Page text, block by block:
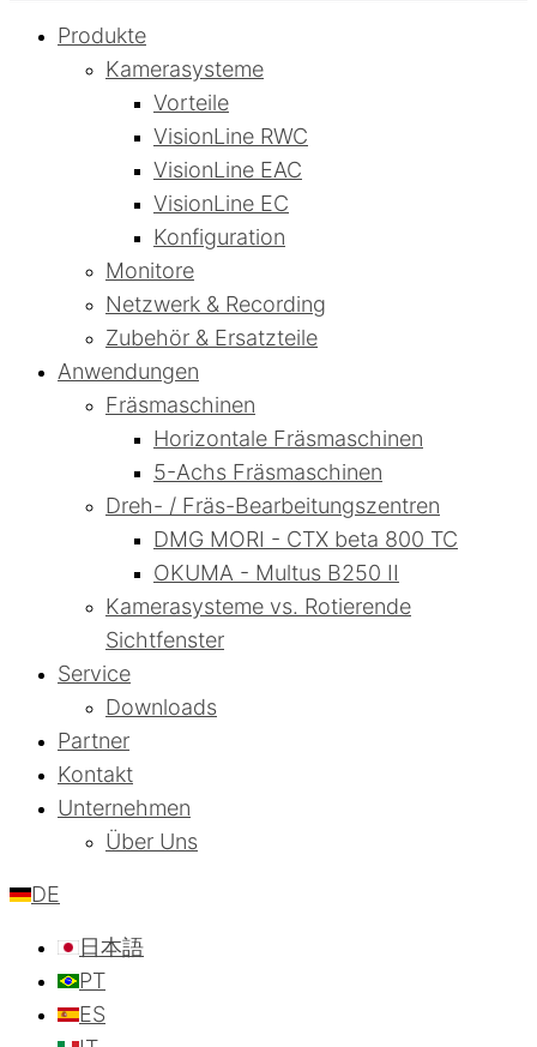
Produkte
Kamerasysteme
Vorteile
VisionLine RWC
VisionLine EAC
VisionLine EC
Konfiguration
Monitore
Netzwerk & Recording
Zubehör & Ersatzteile
Anwendungen
Fräsmaschinen
Horizontale Fräsmaschinen
5-Achs Fräsmaschinen
Dreh- / Fräs-Bearbeitungszentren
DMG MORI - CTX beta 800 TC
OKUMA - Multus B250 II
Kamerasysteme vs. Rotierende
Sichtfenster
Service
Downloads
Partner
Kontakt
Unternehmen
Über Uns
DE
日本語
PT
ES